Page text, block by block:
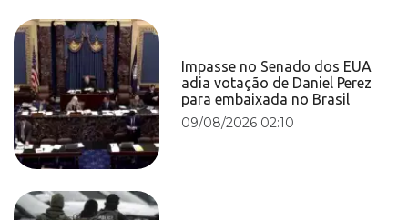
Impasse no Senado dos EUA
adia votação de Daniel Perez
para embaixada no Brasil
09/08/2026 02:10